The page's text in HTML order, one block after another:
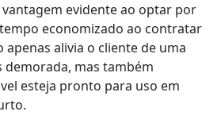
evidente ao optar por
economizado ao contratar
apenas alivia o cliente de uma
demorada, mas também
esteja pronto para uso em